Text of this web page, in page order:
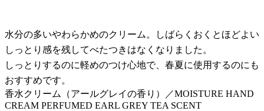
水分の多いやわらかめのクリーム。しばらくおくとほどよい
しっとり感を残してべたつきはなくなりました。
しっとりするのに軽めのつけ心地で、春夏に使用するのにも
おすすめです。
香水クリーム（アールグレイの香り）／MOISTURE HAND
CREAM PERFUMED EARL GREY TEA SCENT